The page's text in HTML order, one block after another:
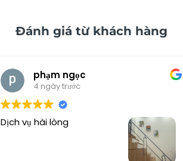
Đánh giá từ khách hàng
phạm ngọc
4 ngày trước
Dịch vụ hài lòng